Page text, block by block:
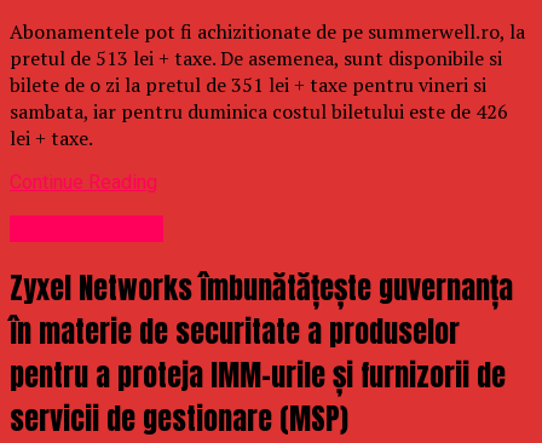
Abonamentele pot fi achizitionate de pe summerwell.ro, la
pretul de 513 lei + taxe. De asemenea, sunt disponibile si
bilete de o zi la pretul de 351 lei + taxe pentru vineri si
sambata, iar pentru duminica costul biletului este de 426
lei + taxe.
Continue Reading
Zyxel Networks îmbunătățește guvernanța
în materie de securitate a produselor
pentru a proteja IMM-urile și furnizorii de
servicii de gestionare (MSP)